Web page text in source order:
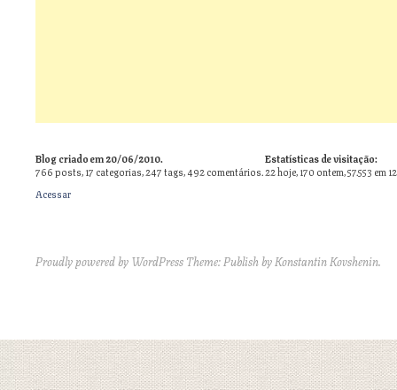
Blog criado em 20/06/2010.
766posts,17 categorias,247tags,492comentários.
Estatísticas de visitação:
22 hoje, 170 ontem, 57.553 em
Acessar
Proudly powered by WordPress Theme: Publish byKonstantin Kovshenin.